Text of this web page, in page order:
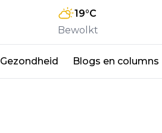
19°C
Bewolkt
Gezondheid Blogs en columns